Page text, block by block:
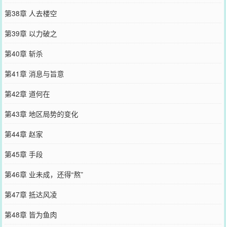
第38章 人去楼空
第39章 以力破之
第40章 斩杀
第41章 消息与旨意
第42章 道何在
第43章 地区局势的变化
第44章 赵家
第45章 手段
第46章 业未成，还得“熬”
第47章 抵达风凌
第48章 皆为鱼肉